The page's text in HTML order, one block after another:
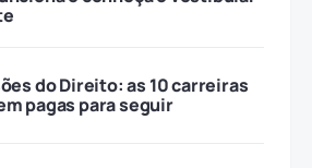
do Direito: as 10 carreiras
pagas para seguir